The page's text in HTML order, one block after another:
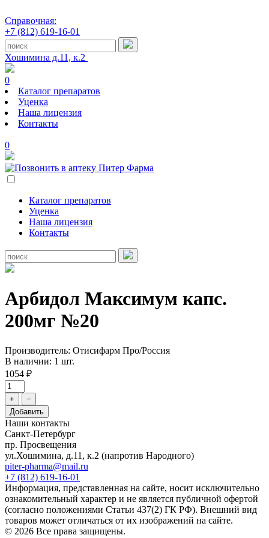
Справочная:
+7 (812) 619-16-01
Хошимина д.11, к.2
0
Каталог препаратов
Уценка
Наша лицензия
Контакты
0
Каталог препаратов
Уценка
Наша лицензия
Контакты
Арбидол Максимум капс.
200мг №20
Производитель: Отисифарм Про/Россия
В наличии: 1 шт.
1054 ₽
+
−
Добавить
Наши контакты
Санкт-Петербург
пр. Просвещения
ул.Хошимина, д.11, к.2 (напротив Народного)
piter-pharma@mail.ru
+7 (812) 619-16-01
Информация, представленная на сайте, носит исключительно
ознакомительный характер и не является публичной офертой
(согласно положениями Статьи 437(2) ГК РФ). Внешний вид
товаров может отличаться от их изображений на сайте.
© 2026 Все права защищены.